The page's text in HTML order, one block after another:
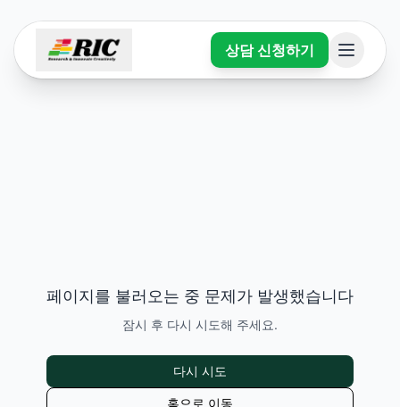
상담 신청하기
페이지를 불러오는 중 문제가 발생했습니다
잠시 후 다시 시도해 주세요.
다시 시도
홈으로 이동